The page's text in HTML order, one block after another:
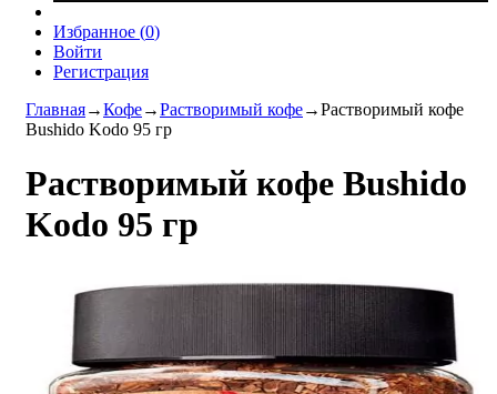
Избранное (0)
Войти
Регистрация
Главная→Кофе→Растворимый кофе→Растворимый кофе
Bushido Kodo 95 гр
Растворимый кофе Bushido
Kodo 95 гр